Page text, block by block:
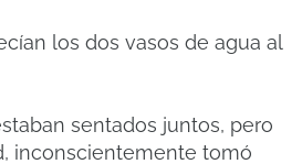
los dos vasos de agua al
sentados juntos, pero
inconscientemente tomó